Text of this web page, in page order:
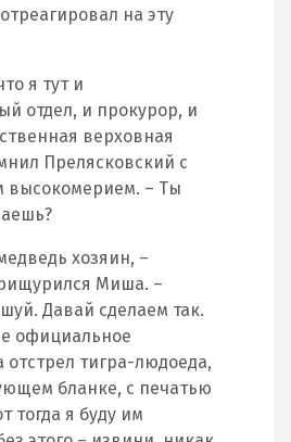
на эту
я тут и
отдел, и прокурор, и
верховная
Прелясковский с
высокомерием. – Ты
хозяин, –
Миша. –
Давай сделаем так.
официальное
тигра-людоеда,
бланке, с печатью
тогда я буду им